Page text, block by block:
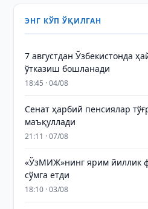
ЭНГ КЎП ЎҚИЛГАН
7 августдан Ўзбекистонда
ўтказиш бошланади
18:45 · 04/08
Сенат ҳарбий пенсиялар
маъқуллади
21:11 · 07/08
«ЎзМИЖ»нинг ярим йиллик
сўмга етди
18:10 · 03/08